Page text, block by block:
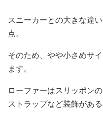
スニーカーとの大きな違
点。
そのため、やや小さめサ
ます。
ローファーはスリッポン
ストラップなど装飾がある